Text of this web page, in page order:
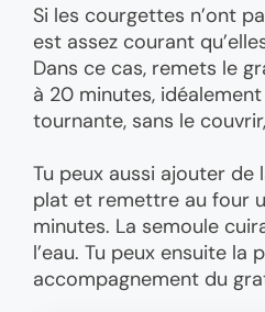
Si les courgettes n’ont
est assez courant
Dans ce cas, remets le
à 20 minutes,
tournante, sans le
Tu peux aussi ajouter de
plat et remettre au four
minutes. La semoule
l’eau. Tu peux ensuite la
accompagnement du